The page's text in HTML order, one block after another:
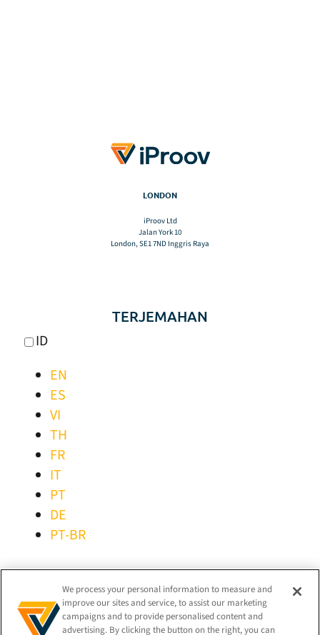
LONDON
iProov Ltd
Jalan York 10
London, SE1 7ND Inggris Raya
TERJEMAHAN
ID
EN
ES
VI
TH
FR
IT
PT
DE
PT-BR
TETAP TERHUBUNG!
We process your personal information to measure and
improve our sites and service, to assist our marketing
campaigns and to provide personalised content and
advertising. By clicking the button on the right, you can